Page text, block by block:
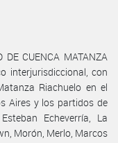
CUENCA MATANZA
interjurisdiccional, con
Riachuelo en el
Aires y los partidos de
Echeverría, La
Morón, Merlo, Marcos